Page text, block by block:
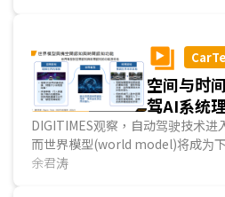
运仓储货物为缺省应用场景，聚焦
零组件延伸至整体机构设计；
局手臂、视觉处理与充电系统。...
空间与时
驾AI系统
DIGITIMES观察，自动驾驶技术进
而世界模型(world model)将成为
统发展的重要关键。相较过去自驾
余君涛